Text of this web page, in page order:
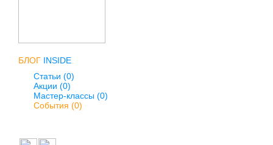
БЛОГ INSIDE
Статьи (0)
Акции (0)
Мастер-классы (0)
События (0)